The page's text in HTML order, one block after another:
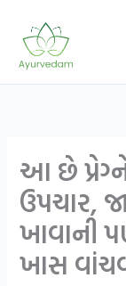
content
આ છે
ઉપચાર,
ખાવાની
ખાસ